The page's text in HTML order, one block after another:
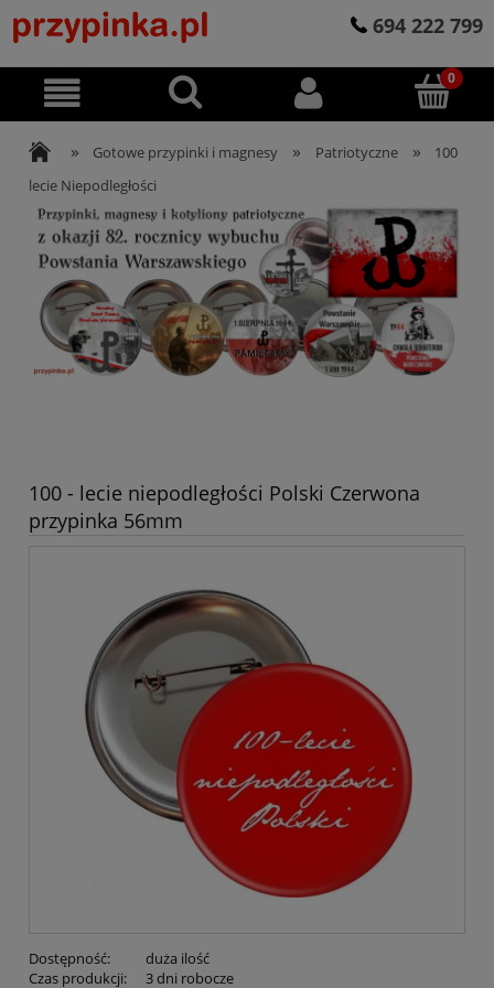
694 222 799
» Gotowe przypinki i magnesy » Patriotyczne »
100
lecie Niepodległości
100 - lecie niepodległości Polski Czerwona
przypinka 56mm
Dostępność:
duża ilość
Czas produkcji:
3 dni robocze